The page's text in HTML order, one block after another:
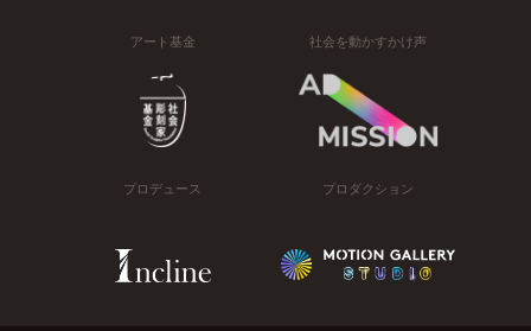
アート基金 社会を動かすかけ声
プロデュース プロダクション